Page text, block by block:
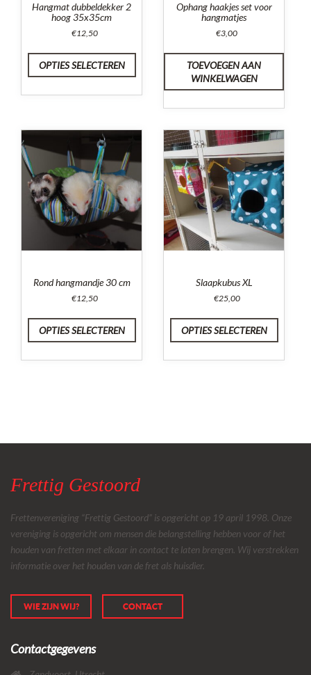
Hangmat dubbeldekker 2
hoog 35x35cm
€12,50
OPTIES SELECTEREN
Ophang haakjes set voor
hangmatjes
€3,00
TOEVOEGEN AAN
WINKELWAGEN
Rond hangmandje 30 cm
€12,50
OPTIES SELECTEREN
Slaapkubus XL
€25,00
OPTIES SELECTEREN
Frettig Gestoord
Frettenvereniging “Frettig Gestoord” is opgericht op 19 april 1998. Onze
vereniging is opgericht om mensen die belangstelling hebben voor of het
houden van fretten met elkaar in contact te laten brengen. Wij verstrekken
informatie over het houden van de fret als huisdier.
WIE ZIJN WIJ? CONTACT
Contactgegevens